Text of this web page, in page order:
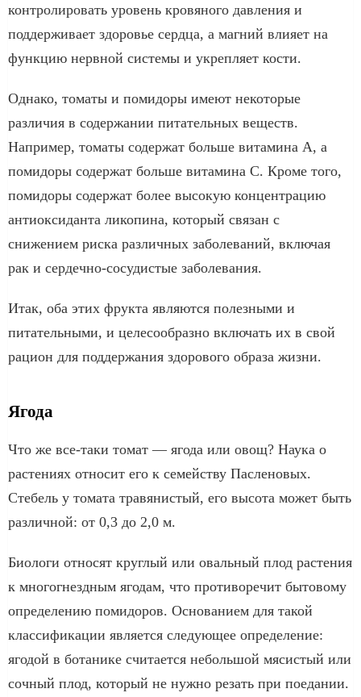
контролировать уровень кровяного давления и
поддерживает здоровье сердца, а магний влияет на
функцию нервной системы и укрепляет кости.
Однако, томаты и помидоры имеют некоторые
различия в содержании питательных веществ.
Например, томаты содержат больше витамина A, а
помидоры содержат больше витамина C. Кроме того,
помидоры содержат более высокую концентрацию
антиоксиданта ликопина, который связан с
снижением риска различных заболеваний, включая
рак и сердечно-сосудистые заболевания.
Итак, оба этих фрукта являются полезными и
питательными, и целесообразно включать их в свой
рацион для поддержания здорового образа жизни.
Ягода
Что же все-таки томат — ягода или овощ? Наука о
растениях относит его к семейству Пасленовых.
Стебель у томата травянистый, его высота может быть
различной: от 0,3 до 2,0 м.
Биологи относят круглый или овальный плод растения
к многогнездным ягодам, что противоречит бытовому
определению помидоров. Основанием для такой
классификации является следующее определение:
ягодой в ботанике считается небольшой мясистый или
сочный плод, который не нужно резать при поедании.